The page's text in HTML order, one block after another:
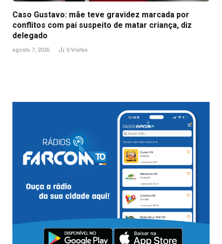
Caso Gustavo: mãe teve gravidez marcada por
conflitos com pai suspeito de matar criança, diz
delegado
agosto 7, 2026 0 Visitas